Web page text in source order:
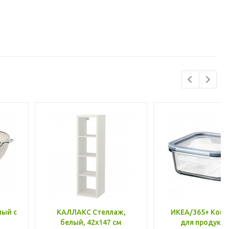
с
КАЛЛАКС Стеллаж,
белый, 42x147 см
ИКЕА/365+
для